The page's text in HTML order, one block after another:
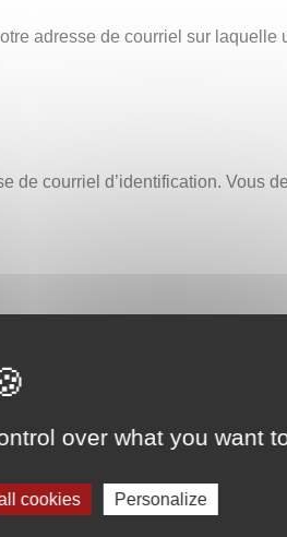
over what you want
cookies Personalize
adresse de courriel sur
de courriel d’identification. Vous
le compte. Un délai de 30
de votre mot de passe (voir
que celle-ci ne contient
personnelles. C’est